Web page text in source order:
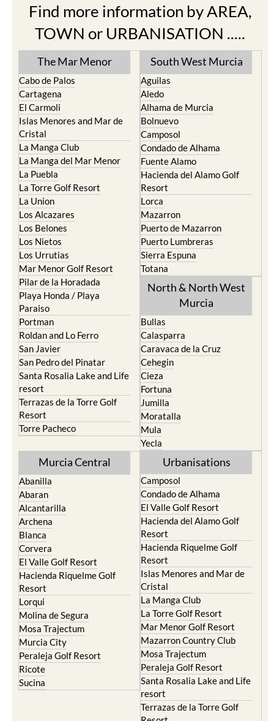
Find more information by AREA,
TOWN or URBANISATION .....
The Mar Menor
Cabo de Palos
Cartagena
El Carmoli
Islas Menores and Mar de
Cristal
La Manga Club
La Manga del Mar Menor
La Puebla
La Torre Golf Resort
La Union
Los Alcazares
Los Belones
Los Nietos
Los Urrutias
Mar Menor Golf Resort
Pilar de la Horadada
Playa Honda / Playa
Paraiso
Portman
Roldan and Lo Ferro
San Javier
San Pedro del Pinatar
Santa Rosalia Lake and Life
resort
Terrazas de la Torre Golf
Resort
Torre Pacheco
South West Murcia
Aguilas
Aledo
Alhama de Murcia
Bolnuevo
Camposol
Condado de Alhama
Fuente Alamo
Hacienda del Alamo Golf
Resort
Lorca
Mazarron
Puerto de Mazarron
Puerto Lumbreras
Sierra Espuna
Totana
North & North West
Murcia
Bullas
Calasparra
Caravaca de la Cruz
Cehegin
Cieza
Fortuna
Jumilla
Moratalla
Mula
Yecla
Murcia Central
Abanilla
Abaran
Alcantarilla
Archena
Blanca
Corvera
El Valle Golf Resort
Hacienda Riquelme Golf
Resort
Lorqui
Molina de Segura
Mosa Trajectum
Murcia City
Peraleja Golf Resort
Ricote
Sucina
Urbanisations
Camposol
Condado de Alhama
El Valle Golf Resort
Hacienda del Alamo Golf
Resort
Hacienda Riquelme Golf
Resort
Islas Menores and Mar de
Cristal
La Manga Club
La Torre Golf Resort
Mar Menor Golf Resort
Mazarron Country Club
Mosa Trajectum
Peraleja Golf Resort
Santa Rosalia Lake and Life
resort
Terrazas de la Torre Golf